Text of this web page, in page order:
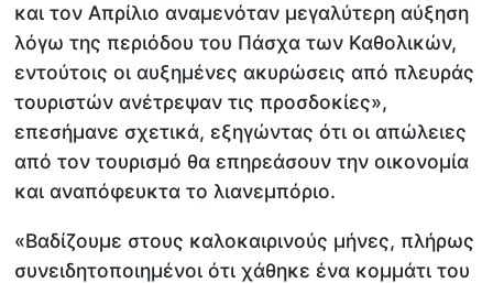
και τον Απρίλιο αναμενόταν μεγαλύτερη αύξηση
λόγω της περιόδου του Πάσχα των Καθολικών,
εντούτοις οι αυξημένες ακυρώσεις από πλευράς
τουριστών ανέτρεψαν τις προσδοκίες»,
επεσήμανε σχετικά, εξηγώντας ότι οι απώλειες
από τον τουρισμό θα επηρεάσουν την οικονομία
και αναπόφευκτα το λιανεμπόριο.
«Βαδίζουμε στους καλοκαιρινούς μήνες, πλήρως
συνειδητοποιημένοι ότι χάθηκε ένα κομμάτι του